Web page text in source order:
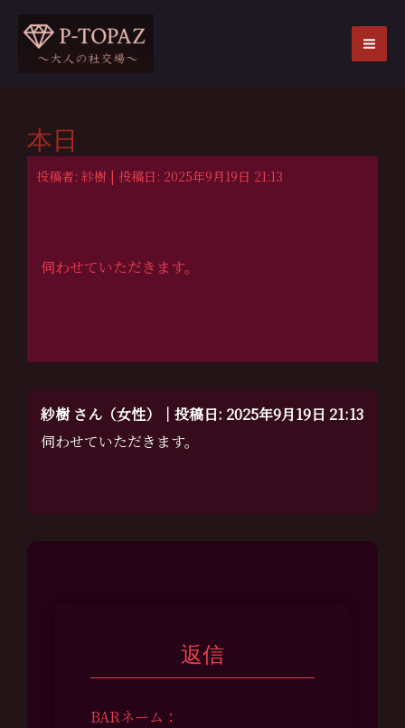
本日
投稿者: 紗樹 | 投稿日: 2025年9月19日 21:13
伺わせていただきます。
紗樹 さん（女性）｜投稿日: 2025年9月19日 21:13
伺わせていただきます。
返信
BARネーム：